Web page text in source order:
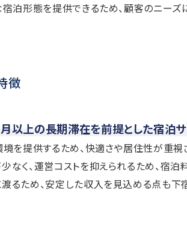
宿泊形態を提供できるため、顧客のニー
徴
以上の長期滞在を前提とした宿泊
境を提供するため、快適さや居住性が重視
なく、運営コストを抑えられるため、宿
るため、安定した収入を見込める点も下